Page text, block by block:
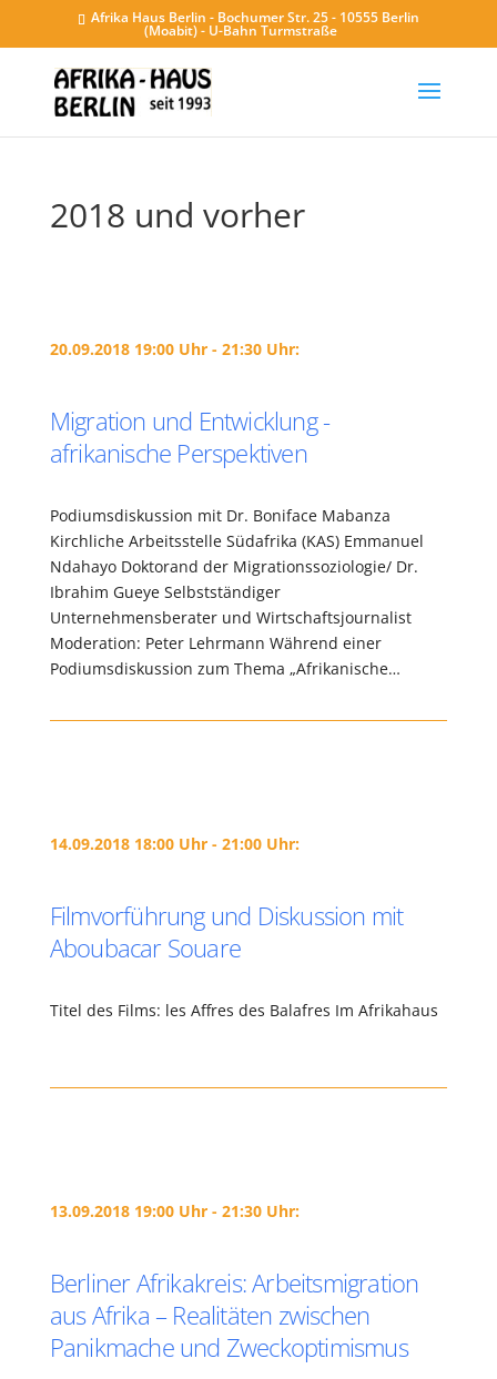
Afrika Haus Berlin - Bochumer Str. 25 - 10555 Berlin
(Moabit) - U-Bahn Turmstraße
2018 und vorher
20.09.2018 19:00 Uhr - 21:30 Uhr:
Migration und Entwicklung -
afrikanische Perspektiven
Podiumsdiskussion mit Dr. Boniface Mabanza
Kirchliche Arbeitsstelle Südafrika (KAS) Emmanuel
Ndahayo Doktorand der Migrationssoziologie/ Dr.
Ibrahim Gueye Selbstständiger
Unternehmensberater und Wirtschaftsjournalist
Moderation: Peter Lehrmann Während einer
Podiumsdiskussion zum Thema „Afrikanische…
14.09.2018 18:00 Uhr - 21:00 Uhr:
Filmvorführung und Diskussion mit
Aboubacar Souare
Titel des Films: les Affres des Balafres Im Afrikahaus
13.09.2018 19:00 Uhr - 21:30 Uhr:
Berliner Afrikakreis: Arbeitsmigration
aus Afrika – Realitäten zwischen
Panikmache und Zweckoptimismus